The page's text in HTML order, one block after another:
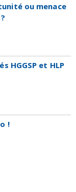
ou menace
HGGSP et HLP
!